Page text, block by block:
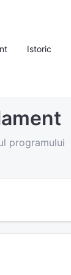
Istoric
programului